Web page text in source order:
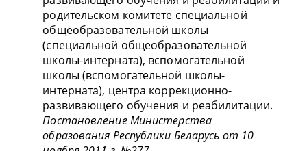
родительском комитете специальной
общеобразовательной школы
(специальной общеобразовательной
школы-интерната), вспомогательной
школы (вспомогательной школы-
интерната), центра коррекционно-
развивающего обучения и реабилитации.
Постановление Министерства
образования Республики Беларусь от 10